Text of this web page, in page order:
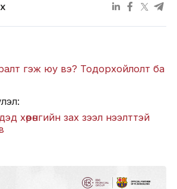
гэж юу вэ? Тодорхойлолт ба
хөрөнгийн зах зээл нээлттэй